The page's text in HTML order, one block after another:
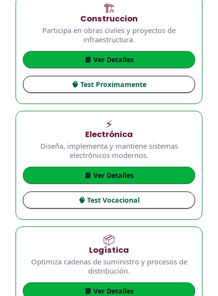
🏗️
Construccion
Participa en obras civiles y proyectos de
infraestructura.
📘 Ver Detalles
🧠 Test Proximamente
⚡
Electrónica
Diseña, implementa y mantiene sistemas
electrónicos modernos.
📘 Ver Detalles
🧠 Test Vocacional
📦
Logística
Optimiza cadenas de suministro y procesos de
distribución.
📘 Ver Detalles